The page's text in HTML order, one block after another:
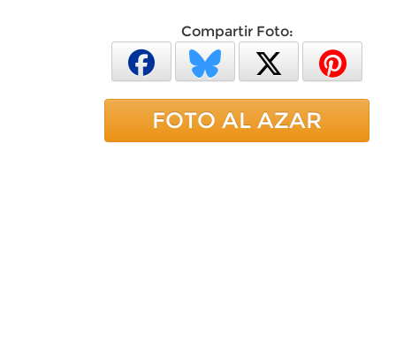
Compartir Foto:
FOTO AL AZAR